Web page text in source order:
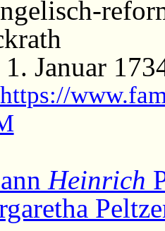
1. Januar
https://
Heinrich